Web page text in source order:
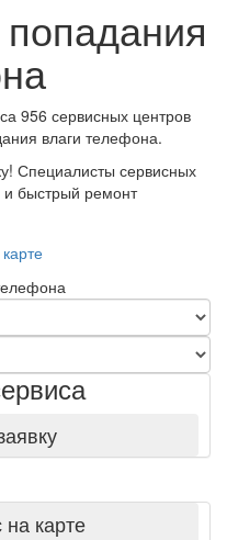
956 сервисных центров
влаги телефона.
Специалисты сервисных
и быстрый ремонт
карте